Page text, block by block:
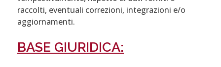
raccolti, eventuali correzioni, integrazioni e/o
aggiornamenti.
BASE GIURIDICA: